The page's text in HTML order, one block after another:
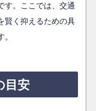
す。ここでは、交通
賢く抑えるための具
目安